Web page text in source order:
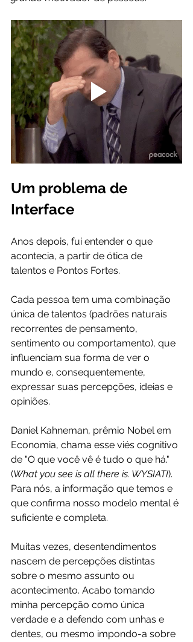
Um problema de
Interface
Anos depois, fui entender o que
acontecia, a partir de ótica de
talentos e Pontos Fortes.
Cada pessoa tem uma combinação
única de talentos (padrões naturais
recorrentes de pensamento,
sentimento ou comportamento), que
influenciam sua forma de ver o
mundo e, consequentemente,
expressar suas percepções, ideias e
opiniões.
Daniel Kahneman, prêmio Nobel em
Economia, chama esse viés cognitivo
de "O que você vê é tudo o que há."
(What you see is all there is. WYSIATI).
Para nós, a informação que temos e
que confirma nosso modelo mental é
suficiente e completa.
Muitas vezes, desentendimentos
nascem de percepções distintas
sobre o mesmo assunto ou
acontecimento. Acabo tomando
minha percepção como única
verdade e a defendo com unhas e
dentes, ou mesmo impondo-a sobre